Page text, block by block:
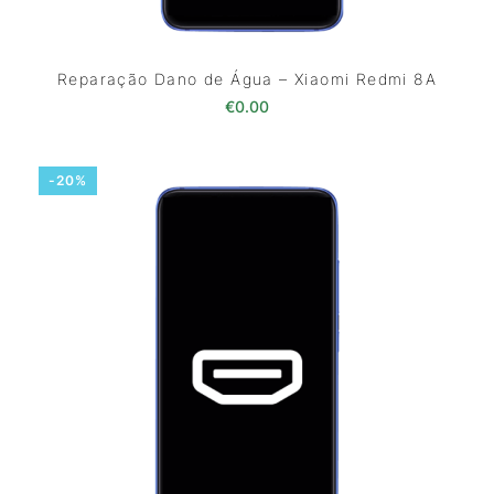
Reparação Dano de Água – Xiaomi Redmi 8A
€0.00
-20%